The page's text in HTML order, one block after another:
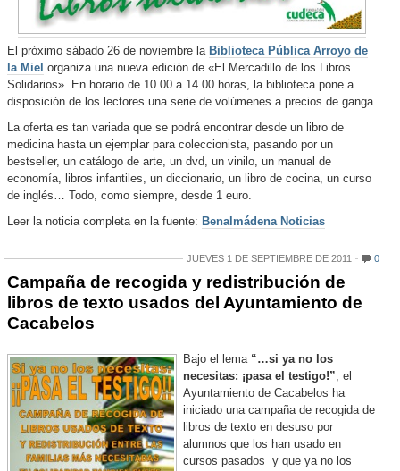
El próximo sábado 26 de noviembre la Biblioteca Pública Arroyo de
la Miel organiza una nueva edición de «El Mercadillo de los Libros
Solidarios». En horario de 10.00 a 14.00 horas, la biblioteca pone a
disposición de los lectores una serie de volúmenes a precios de ganga.
La oferta es tan variada que se podrá encontrar desde un libro de
medicina hasta un ejemplar para coleccionista, pasando por un
bestseller, un catálogo de arte, un dvd, un vinilo, un manual de
economía, libros infantiles, un diccionario, un libro de cocina, un curso
de inglés… Todo, como siempre, desde 1 euro.
Leer la noticia completa en la fuente: Benalmádena Noticias
JUEVES 1 DE SEPTIEMBRE DE 2011 0
Campaña de recogida y redistribución de
libros de texto usados del Ayuntamiento de
Cacabelos
Bajo el lema “…si ya no los
necesitas: ¡pasa el testigo!”, el
Ayuntamiento de Cacabelos ha
iniciado una campaña de recogida de
libros de texto en desuso por
alumnos que los han usado en
cursos pasados y que ya no los